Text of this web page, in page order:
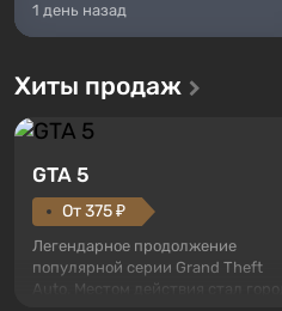
1 день назад
Хиты продаж
GTA 5
От 375 ₽
Легендарное продолжение
популярной серии Grand Theft
Auto. Местом действия стал город